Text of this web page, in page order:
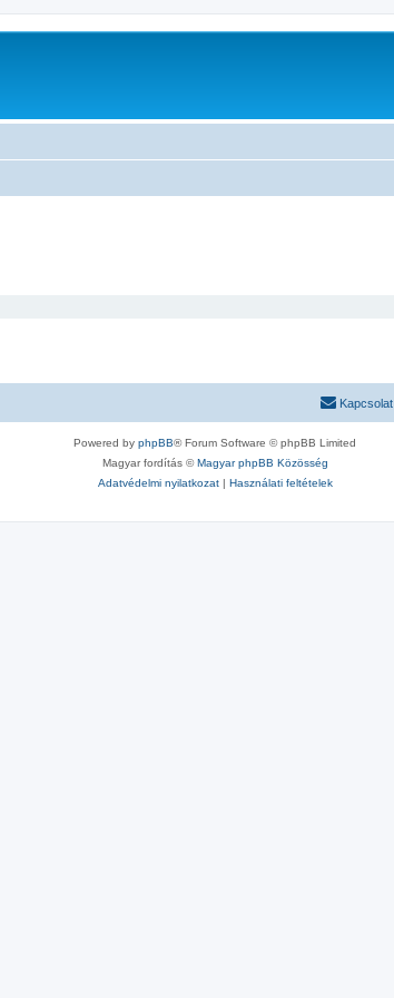
Kapcsolat
Powered by phpBB® Forum Software © phpBB Limited
Magyar fordítás ©Magyar phpBB Közösség
Adatvédelmi nyilatkozat| Használati feltételek